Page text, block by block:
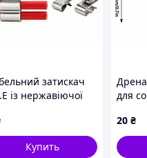
затискач
із нержавіючої
кабелів 6
кліпса для
PV-кабелю
Купить
для
PV-
20 ₴